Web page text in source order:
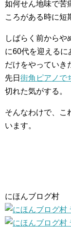
如何せん地味で苦
ころがある時に短
しばらく前からや
に60代を迎えるに
だけをやっていき
先日 街角ピアノで
切れた気がする。
そんなわけで、こ
います。
にほんブログ村